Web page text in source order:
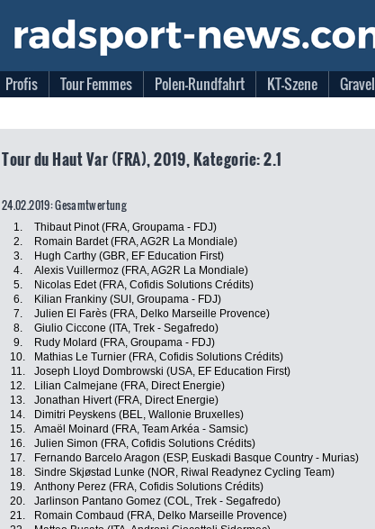
Profis Tour Femmes Polen-Rundfahrt KT-Szene Gravel
Tour du Haut Var (FRA), 2019, Kategorie: 2.1
24.02.2019: Gesamtwertung
1. Thibaut Pinot (FRA, Groupama - FDJ)
2.
Romain Bardet (FRA, AG2R La Mondiale)
3.
Hugh Carthy (GBR, EF Education First)
4.
Alexis Vuillermoz (FRA, AG2R La Mondiale)
5.
Nicolas Edet (FRA, Cofidis Solutions Crédits)
6.
Kilian Frankiny (SUI, Groupama - FDJ)
7.
Julien El Farès (FRA, Delko Marseille Provence)
8.
Giulio Ciccone (ITA, Trek - Segafredo)
9.
Rudy Molard (FRA, Groupama - FDJ)
10.
Mathias Le Turnier (FRA, Cofidis Solutions Crédits)
11.
Joseph Lloyd Dombrowski (USA, EF Education First)
12.
Lilian Calmejane (FRA, Direct Energie)
13.
Jonathan Hivert (FRA, Direct Energie)
14.
Dimitri Peyskens (BEL, Wallonie Bruxelles)
15.
Amaël Moinard (FRA, Team Arkéa - Samsic)
16.
Julien Simon (FRA, Cofidis Solutions Crédits)
17.
Fernando Barcelo Aragon (ESP, Euskadi Basque Country - Murias)
18.
Sindre Skjøstad Lunke (NOR, Riwal Readynez Cycling Team)
19.
Anthony Perez (FRA, Cofidis Solutions Crédits)
20.
Jarlinson Pantano Gomez (COL, Trek - Segafredo)
21.
Romain Combaud (FRA, Delko Marseille Provence)
Facebook
Twitter